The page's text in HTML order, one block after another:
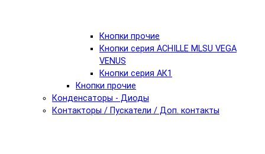
Кнопки прочие
Кнопки серия ACHILLE MLSU VEGA
VENUS
Кнопки серия АК1
Кнопки прочие
Конденсаторы - Диоды
Контакторы / Пускатели / Доп. контакты